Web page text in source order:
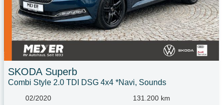
SKODA Superb
Combi Style 2.0 TDI DSG 4x4 *Navi, Sounds
02/2020 131.200 km